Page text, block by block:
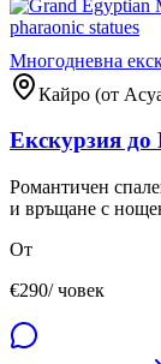
Многодневна
Кайро (от
Екскурзия до
Романтичен
и връщане с
От
€290/ човек